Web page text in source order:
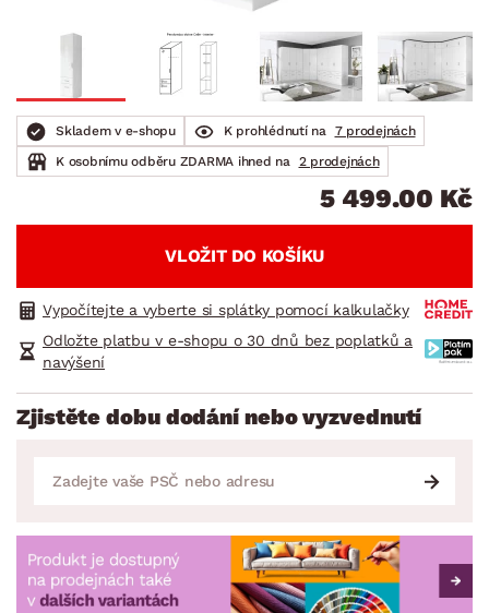
Skladem v e-shopu K prohlédnutí na
7 prodejnách
K osobnímu odběru ZDARMA ihned na
2 prodejnách
5 499.00 Kč
VLOŽIT DO KOŠÍKU
Vypočítejte a vyberte si splátky pomocí kalkulačky
Odložte platbu v e-shopu o 30 dnů bez poplatků a
navýšení
Zjistěte dobu dodání nebo vyzvednutí